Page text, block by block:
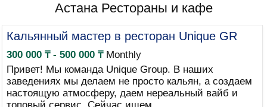
Астана Рестораны и кафе
Кальянный мастер в ресторан Unique GR
300 000 ₸ - 500 000 ₸Monthly
Привет! Мы команда Unique Group. В наших
заведениях мы делаем не просто кальян, а создаем
настоящую атмосферу, даем нереальный вайб и